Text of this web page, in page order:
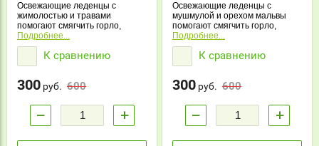
Освежающие леденцы с
жимолостью и травами
помогают смягчить горло,
уменьшить першение и
освежить дыхание. Комплекс
растительных компонентов и
приятный вкус делают их
использования.
Подробнее...
К сравнению
600
300 руб.
− +
Освежающие леденцы с
мушмулой и орехом мальвы
помогают смягчить горло,
уменьшить першение и
подарить ощущение свежести.
Травяная формула и приятный
вкус подходят для ежедневного
Подробнее...
К сравнению
600
300 руб.
− +